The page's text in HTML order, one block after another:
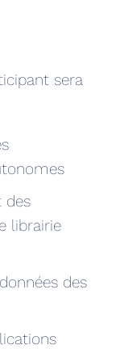
sera
des
librairie
des